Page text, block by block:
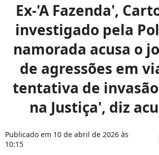
Ex-'A Fazenda',
investigado pela
namorada acusa o
de agressões em
tentativa de
na Justiça', diz
Publicado em 10 de abril de 2026 às
10:15